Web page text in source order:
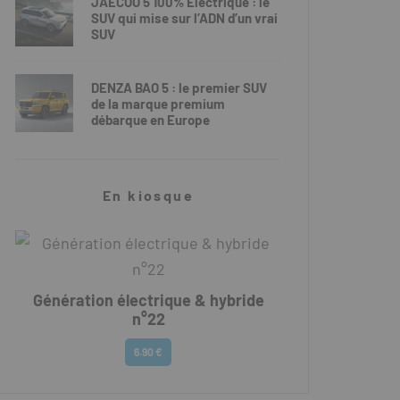
SUV qui mise sur l’ADN d’un vrai
SUV
DENZA BAO 5 : le premier SUV
de la marque premium
débarque en Europe
En kiosque
Génération électrique & hybride
n°22
6.90 €